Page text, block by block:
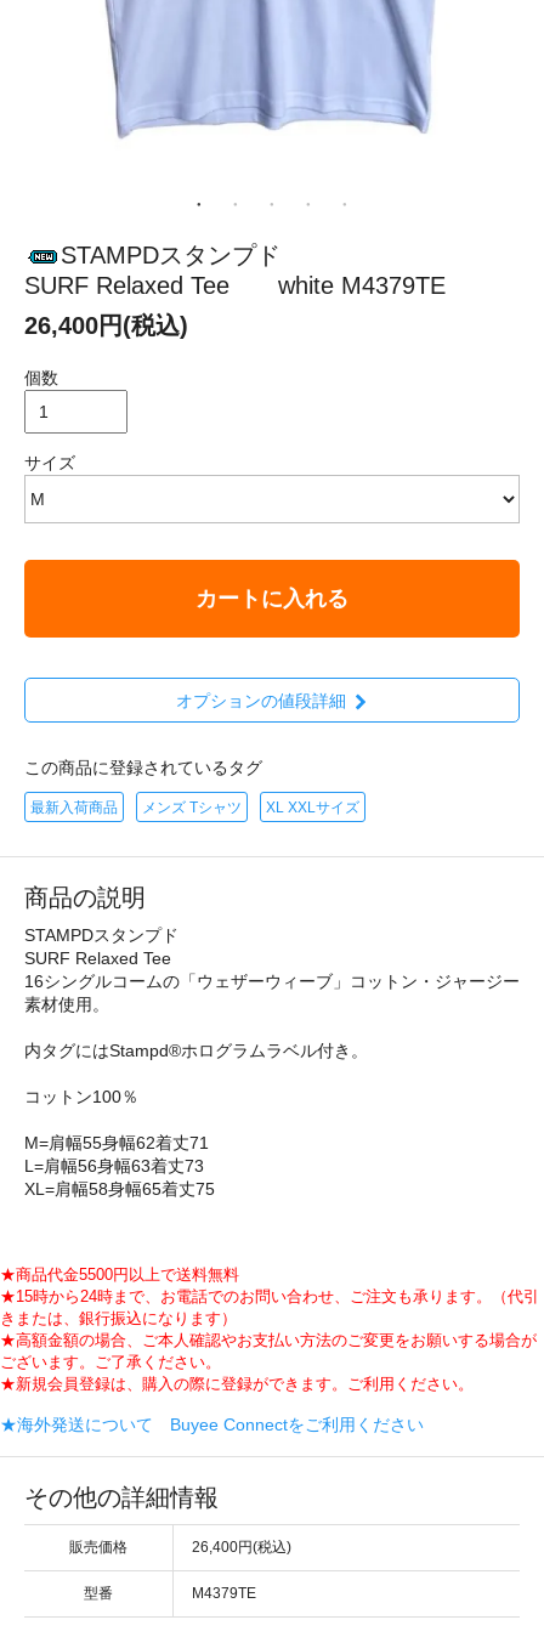
STAMPDスタンプド
SURF Relaxed Tee white M4379TE
26,400円(税込)
個数
サイズ
カートに入れる
オプションの値段詳細
この商品に登録されているタグ
最新入荷商品 メンズ Tシャツ XL XXLサイズ
商品の説明
STAMPDスタンプド
SURF Relaxed Tee
16シングルコームの「ウェザーウィーブ」コットン・ジャージー
素材使用。
内タグにはStampd®ホログラムラベル付き。
コットン100％
M=肩幅55身幅62着丈71
L=肩幅56身幅63着丈73
XL=肩幅58身幅65着丈75
★商品代金5500円以上で送料無料
★15時から24時まで、お電話でのお問い合わせ、ご注文も承ります。（代引
きまたは、銀行振込になります）
★高額金額の場合、ご本人確認やお支払い方法のご変更をお願いする場合が
ございます。ご了承ください。
★新規会員登録は、購入の際に登録ができます。ご利用ください。
★海外発送について Buyee Connectをご利用ください
その他の詳細情報
販売価格 26,400円(税込)
型番 M4379TE